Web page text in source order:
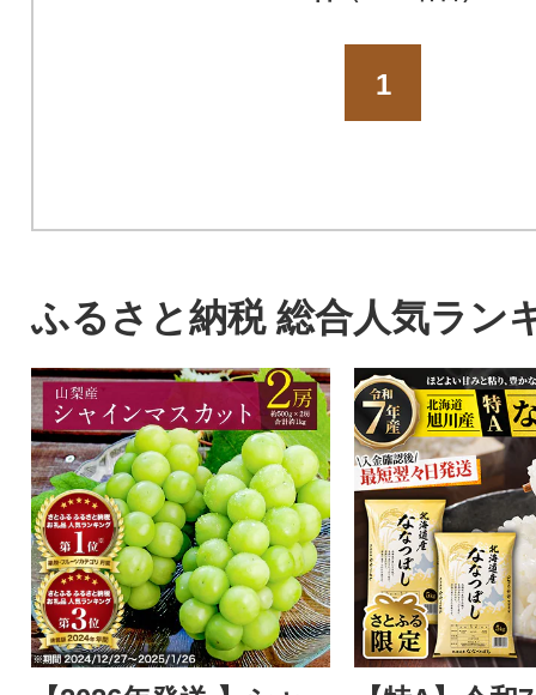
1
ふるさと納税 総合人気ラン